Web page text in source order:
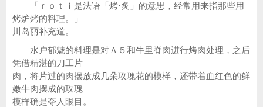
「ｒｏｔｉ是法语「烤·炙」的意思，经常用来指那些用
烤炉烤的料理。」
川岛丽补充道。
水户郁魅的料理是对Ａ５和牛里脊肉进行烤肉处理，之后
凭借精湛的刀工片
肉，将片过的肉摆放成几朵玫瑰花的模样，还带着血红色的鲜
嫩牛肉摆成的玫瑰
模样确是夺人眼目。